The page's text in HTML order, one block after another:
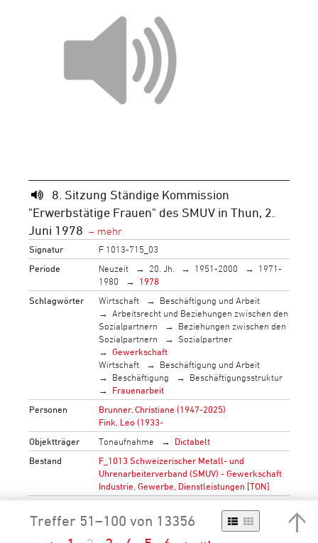
8. Sitzung Ständige Kommission
"Erwerbstätige Frauen" des SMUV in Thun, 2.
Juni 1978
Signatur
F 1013-715_03
Periode
Neuzeit 20. Jh. 1951-2000
1971-
1980
1978
Schlagwörter
Wirtschaft
Beschäftigung und Arbeit
Arbeitsrecht und Beziehungen zwischen den
Sozialpartnern
Beziehungen zwischen den
Sozialpartnern
Sozialpartner
Gewerkschaft
Wirtschaft
Beschäftigung und Arbeit
Beschäftigung
Beschäftigungsstruktur
Frauenarbeit
Personen
Brunner, Christiane (1947-2025)
Fink, Leo (1933-
Objektträger
Tonaufnahme
Dictabelt
Bestand
F_1013 Schweizerischer Metall- und
Uhrenarbeiterverband (SMUV) - Gewerkschaft
Industrie, Gewerbe, Dienstleistungen [TON]
Treffer 51–100 von 13356